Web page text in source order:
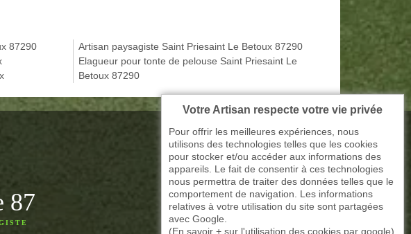
87290
Artisan paysagiste Saint Priesaint Le Betoux 87290
Elagueur pour tonte de pelouse Saint Priesaint Le
Betoux 87290
87
Votre Artisan respecte votre vie privée
Pour offrir les meilleures expériences, nous
utilisons des technologies telles que les cookies
pour stocker et/ou accéder aux informations des
appareils. Le fait de consentir à ces technologies
nous permettra de traiter des données telles que le
comportement de navigation. Les informations
relatives à votre utilisation du site sont partagées
avec Google.
(En savoir + sur l'utilisation des cookies par google)